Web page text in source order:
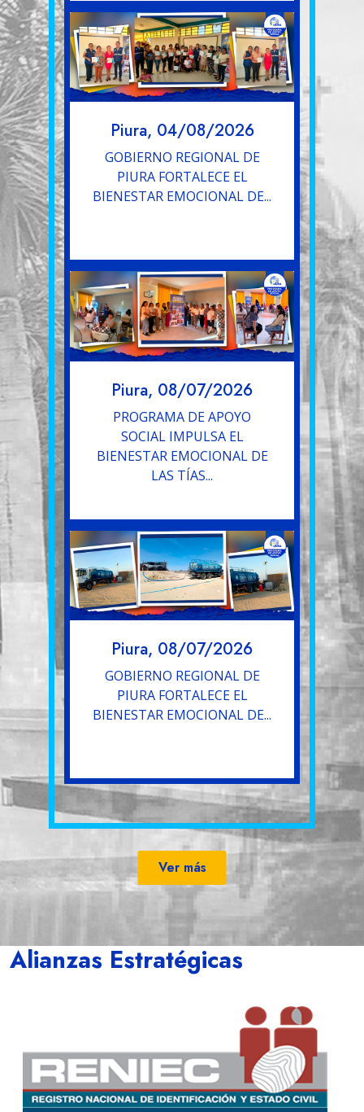
Piura, 04/08/2026
GOBIERNO REGIONAL DE
PIURA FORTALECE EL
BIENESTAR EMOCIONAL DE...
Piura, 08/07/2026
PROGRAMA DE APOYO
SOCIAL IMPULSA EL
BIENESTAR EMOCIONAL DE
LAS TÍAS...
Piura, 08/07/2026
GOBIERNO REGIONAL DE
PIURA FORTALECE EL
BIENESTAR EMOCIONAL DE...
Ver más
Alianzas Estratégicas